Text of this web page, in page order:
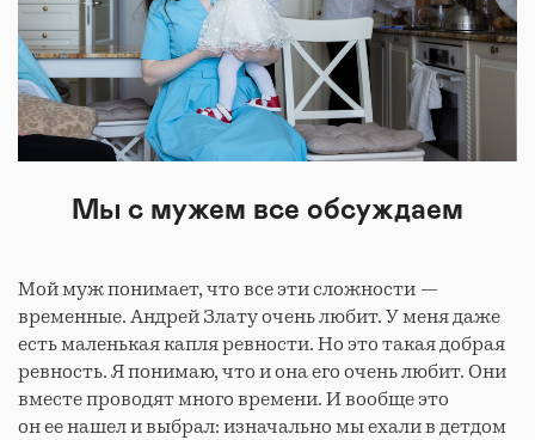
Мы с мужем все обсуждаем
Мой муж понимает, что все эти сложности —
временные. Андрей Злату очень любит. У меня даже
есть маленькая капля ревности. Но это такая добрая
ревность. Я понимаю, что и она его очень любит. Они
вместе проводят много времени. И вообще это
он ее нашел и выбрал: изначально мы ехали в детдом